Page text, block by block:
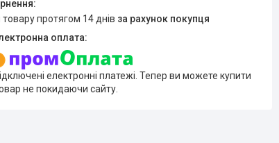
товару протягом 14 днів за рахунок покупця
електронні платежі. Тепер ви можете купити
не покидаючи сайту.